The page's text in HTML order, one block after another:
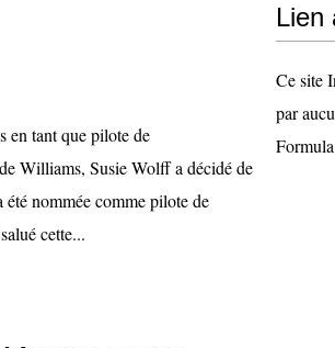
en tant que pilote de
Williams, Susie Wolff a décidé de
nommée comme pilote de
cette...
Lien
Ce site
par